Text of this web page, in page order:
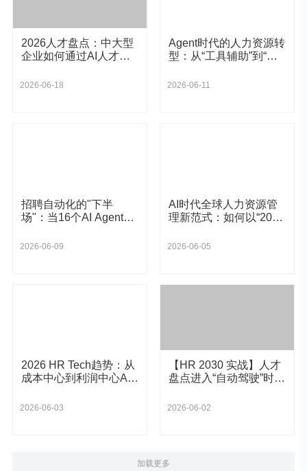
2026人才盘点：中大型
企业如何通过AI人才罗
才"的增长困局？
2026-06-18
Agent时代的人力资源转
型：从“工具辅助”到“智
2026-06-11
招聘自动化的"下半
场"：当16个AI Agent重
2026-06-09
AI时代全球人力资源管
理新范式：如何以“2026
型企业算薪与
2026-06-05
2026 HR Tech趋势：从
成本中心到利润中心AI
2026-06-03
【HR 2030 实战】人才
盘点进入“自动驾驶”时
塑组织精英选拔？
2026-06-02
加载更多